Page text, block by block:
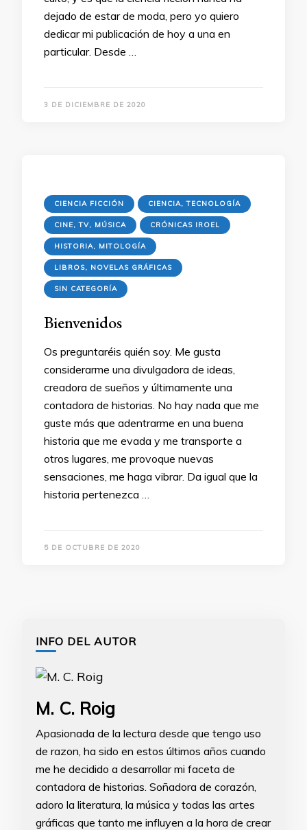
dejado de estar de moda, pero yo quiero
dedicar mi publicación de hoy a una en
particular. Desde …
3 DE DICIEMBRE DE 2020
CIENCIA FICCIÓN CIENCIA, TECNOLOGÍA
CINE, TV, MÚSICA CRÓNICAS IROEL
HISTORIA, MITOLOGÍA
LIBROS, NOVELAS GRÁFICAS
SIN CATEGORÍA
Bienvenidos
Os preguntaréis quién soy. Me gusta
considerarme una divulgadora de ideas,
creadora de sueños y últimamente una
contadora de historias. No hay nada que me
guste más que adentrarme en una buena
historia que me evada y me transporte a
otros lugares, me provoque nuevas
sensaciones, me haga vibrar. Da igual que la
historia pertenezca …
5 DE OCTUBRE DE 2020
INFO DEL AUTOR
M. C. Roig
Apasionada de la lectura desde que tengo uso
de razon, ha sido en estos últimos años cuando
me he decidido a desarrollar mi faceta de
contadora de historias. Soñadora de corazón,
adoro la literatura, la música y todas las artes
gráficas que tanto me influyen a la hora de crear